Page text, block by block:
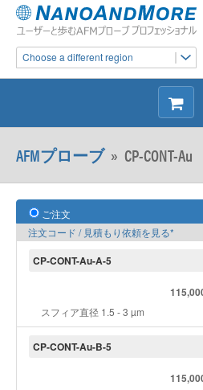
Choose a different region
シ
ョ
ッ
ン
AFMプローブ» CP-CONT-Au
ご注文
注文コード / 見積もり依頼を見る*
CP-CONT-Au-A-5
スフィア直径 1.5 - 3 µm
CP-CONT-Au-B-5